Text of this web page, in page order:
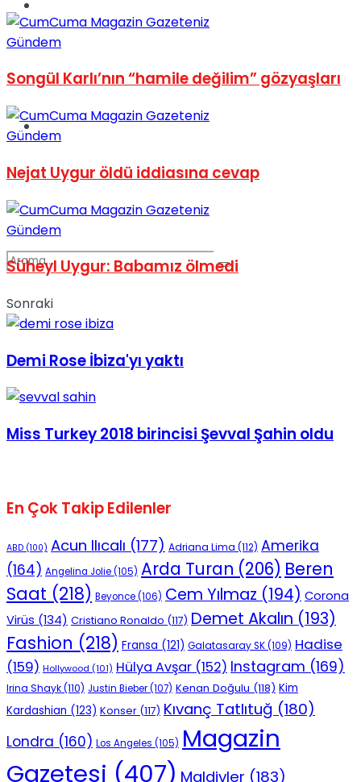
Podcast
View All Result
Gündem
Songül Karlı’nın “hamile değilim” gözyaşları
Gündem
Nejat Uygur öldü iddiasına cevap
Gündem
Süheyl Uygur: Babamız ölmedi
Sonraki
Demi Rose İbiza'yı yaktı
Miss Turkey 2018 birincisi Şevval Şahin oldu
En Çok Takip Edilenler
ABD (100) Acun Ilıcalı (177) Adriana Lima (112) Amerika
(164) Angelina Jolie(105) Arda Turan (206) Beren
Saat (218) Beyonce(106) Cem Yılmaz (194) Corona
Virüs (134) Cristiano Ronaldo (117) Demet Akalın (193)
Fashion (218) Fransa (121) Galatasaray SK(109) Hadise
(159) Hollywood (101) Hülya Avşar (152) Instagram (169)
Irina Shayk(110) Justin Bieber(107) Kenan Doğulu (118) Kim
Kardashian (123) Konser (117) Kıvanç Tatlıtuğ (180)
Londra (160) Los Angeles (105) Magazin
Gazetesi (407) Maldivler (183)